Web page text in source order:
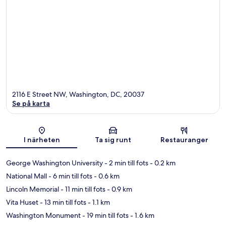
Karta
2116 E Street NW, Washington, DC, 20037
Se på karta
I närheten Ta sig runt Restauranger
George Washington University- 2 min till fots- 0.2 km
National Mall- 6 min till fots- 0.6 km
Lincoln Memorial- 11 min till fots- 0.9 km
Vita Huset- 13 min till fots- 1.1 km
Washington Monument- 19 min till fots- 1.6 km